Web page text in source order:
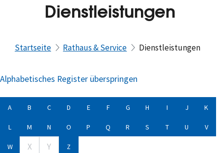
Dienstleistungen
Startseite Rathaus & Service Dienstleistungen
Alphabetisches Register überspringen
A B C D E F G H I J K
L M N O P Q R S T U V
W X Y Z